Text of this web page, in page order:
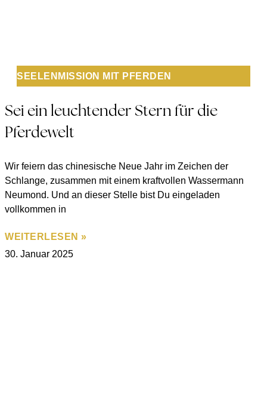
SEELENMISSION MIT PFERDEN
Sei ein leuchtender Stern für die
Pferdewelt
Wir feiern das chinesische Neue Jahr im Zeichen der
Schlange, zusammen mit einem kraftvollen Wassermann
Neumond. Und an dieser Stelle bist Du eingeladen
vollkommen in
WEITERLESEN »
30. Januar 2025